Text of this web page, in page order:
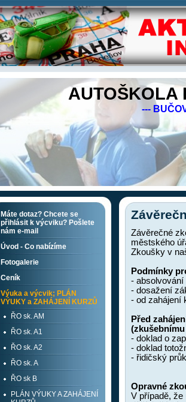
AUTOŠKOLA
---
Závěrečné
městského
Zkoušky v
Podmínky
-
- dosažení
- od zahájení
Před
- doklad o
- doklad
- řidičský
Opravné
V případě,
Máte dotaz? Chcete se
přihlásit k výcviku? Pošlete
nám e-mail
Úvod - Co nabízíme
Fotogalerie
Ceník
Výuka a výcvik; PLÁN
VÝUKY a ZAHÁJENÍ KURZŮ
ŘO sk. AM
ŘO sk. A1
ŘO sk. A2
ŘO sk. A
ŘO sk B
PLÁN VÝUKY A ZAHÁJENÍ